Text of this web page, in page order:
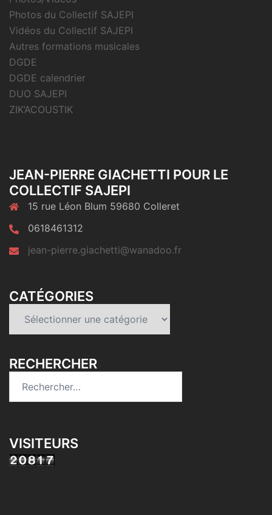
Photos du Collectif SAJEPI
Vidéos du Collectif SAJEPI
Autres formations musicales
DGDE
DGDE calendrier
DUO SAJEPI
ZIK’ACOUSTIK
JEAN-PIERRE GIACHETTI POUR LE
COLLECTIF SAJEPI
15 rue Léon Blum 59680 Colleret
0618461312
jean-pierre.giachetti@wanadoo.fr
CATÉGORIES
RECHERCHER
VISITEURS